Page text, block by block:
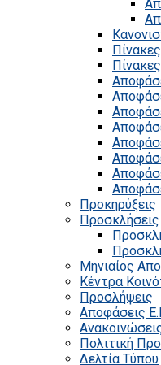
Προκηρύξεις
Προσκλήσεις
Μηνιαίος
Κέντρα
Προσλήψεις
Αποφάσεις
Πολιτική
Δελτία Τύπου